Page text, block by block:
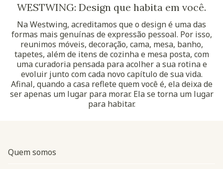
WESTWING: Design que habita em você.
Na Westwing, acreditamos que o design é uma das
formas mais genuínas de expressão pessoal. Por isso,
reunimos móveis, decoração, cama, mesa, banho,
tapetes, além de itens de cozinha e mesa posta, com
uma curadoria pensada para acolher a sua rotina e
evoluir junto com cada novo capítulo de sua vida.
Afinal, quando a casa reflete quem você é, ela deixa de
ser apenas um lugar para morar. Ela se torna um lugar
para habitar.
Quem somos